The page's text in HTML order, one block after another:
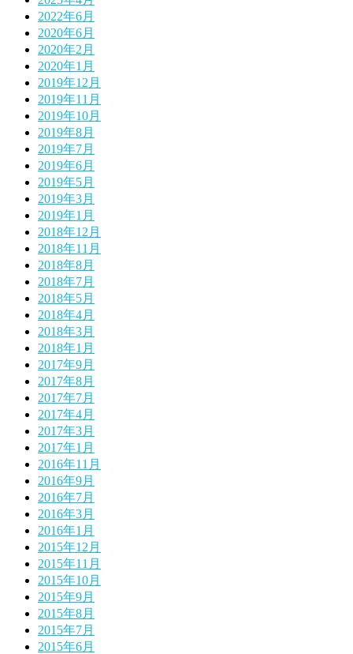
2022年6月
2020年6月
2020年2月
2020年1月
2019年12月
2019年11月
2019年10月
2019年8月
2019年7月
2019年6月
2019年5月
2019年3月
2019年1月
2018年12月
2018年11月
2018年8月
2018年7月
2018年5月
2018年4月
2018年3月
2018年1月
2017年9月
2017年8月
2017年7月
2017年4月
2017年3月
2017年1月
2016年11月
2016年9月
2016年7月
2016年3月
2016年1月
2015年12月
2015年11月
2015年10月
2015年9月
2015年8月
2015年7月
2015年6月